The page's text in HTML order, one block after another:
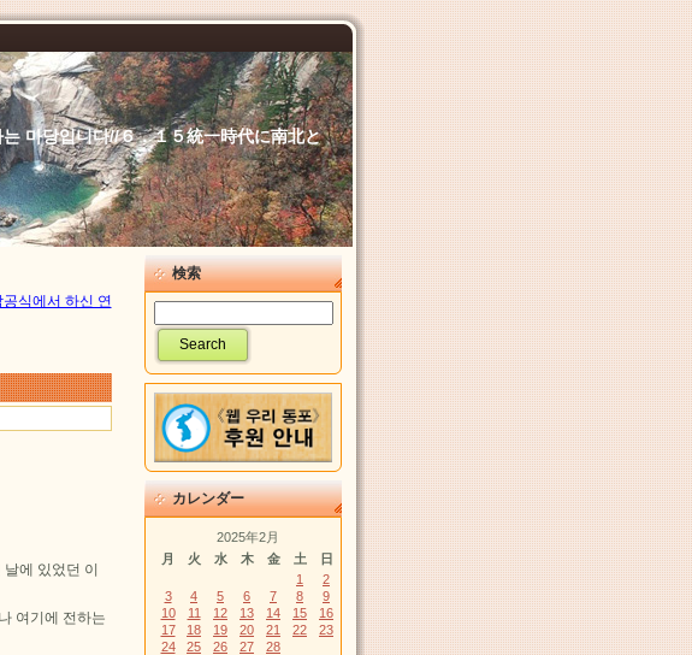
마당입니다//６．１５統一時代に南北と
식에서 하신 연
에 있었던 이
여기에 전하는
検索
カレンダー
2025年2月
月
火 水 木 金 土 日
1
2
3
4 5 6 7 8
9
10
11 12 13 14 15
16
17
18 19 20 21 22
23
24
25 26 27 28